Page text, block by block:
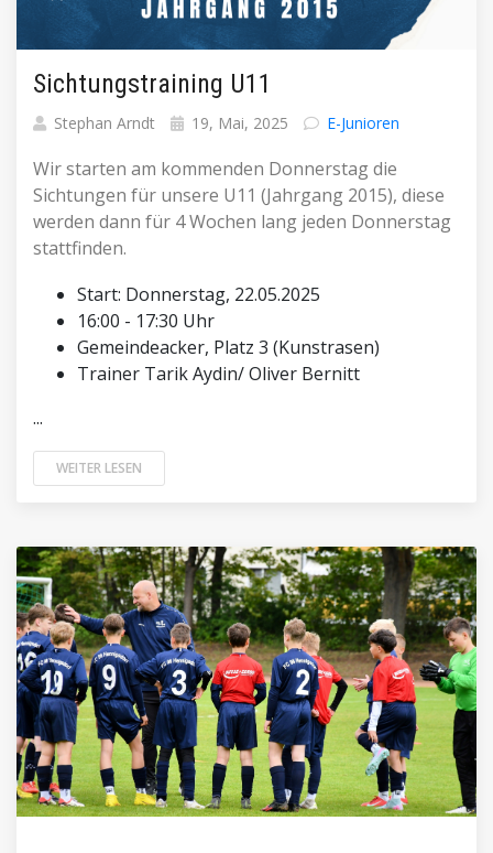
Sichtungstraining U11
Stephan Arndt 19, Mai, 2025 E-Junioren
Wir starten am kommenden Donnerstag die
Sichtungen für unsere U11 (Jahrgang 2015), diese
werden dann für 4 Wochen lang jeden Donnerstag
stattfinden.
Start: Donnerstag, 22.05.2025
16:00 - 17:30 Uhr
Gemeindeacker, Platz 3 (Kunstrasen)
Trainer Tarik Aydin/ Oliver Bernitt
...
WEITER LESEN